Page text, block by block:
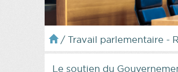
/ Travail parlementaire -
Le soutien du